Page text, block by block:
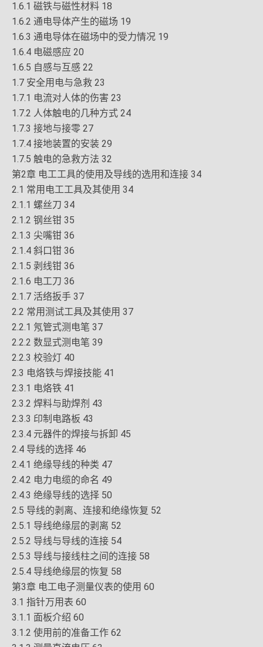
1.6.1 磁铁与磁性材料 18
1.6.2 通电导体产生的磁场 19
1.6.3 通电导体在磁场中的受力情况 19
1.6.4 电磁感应 20
1.6.5 自感与互感 22
1.7 安全用电与急救 23
1.7.1 电流对人体的伤害 23
1.7.2 人体触电的几种方式 24
1.7.3 接地与接零 27
1.7.4 接地装置的安装 29
1.7.5 触电的急救方法 32
第2章 电工工具的使用及导线的选用和连接 34
2.1 常用电工工具及其使用 34
2.1.1 螺丝刀 34
2.1.2 钢丝钳 35
2.1.3 尖嘴钳 36
2.1.4 斜口钳 36
2.1.5 剥线钳 36
2.1.6 电工刀 36
2.1.7 活络扳手 37
2.2 常用测试工具及其使用 37
2.2.1 氖管式测电笔 37
2.2.2 数显式测电笔 39
2.2.3 校验灯 40
2.3 电烙铁与焊接技能 41
2.3.1 电烙铁 41
2.3.2 焊料与助焊剂 43
2.3.3 印制电路板 43
2.3.4 元器件的焊接与拆卸 45
2.4 导线的选择 46
2.4.1 绝缘导线的种类 47
2.4.2 电力电缆的命名 49
2.4.3 绝缘导线的选择 50
2.5 导线的剥离、连接和绝缘恢复 52
2.5.1 导线绝缘层的剥离 52
2.5.2 导线与导线的连接 54
2.5.3 导线与接线柱之间的连接 58
2.5.4 导线绝缘层的恢复 58
第3章 电工电子测量仪表的使用 60
3.1 指针万用表 60
3.1.1 面板介绍 60
3.1.2 使用前的准备工作 62